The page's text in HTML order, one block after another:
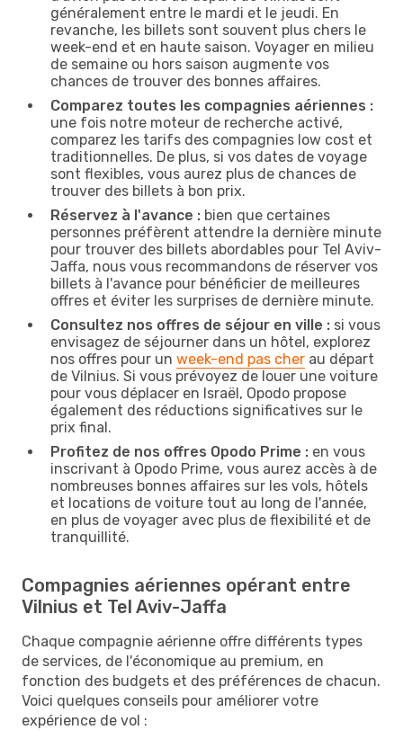
généralement entre le mardi et le jeudi. En
revanche, les billets sont souvent plus chers le
week-end et en haute saison. Voyager en milieu
de semaine ou hors saison augmente vos
chances de trouver des bonnes affaires.
Comparez toutes les compagnies aériennes :
une fois notre moteur de recherche activé,
comparez les tarifs des compagnies low cost et
traditionnelles. De plus, si vos dates de voyage
sont flexibles, vous aurez plus de chances de
trouver des billets à bon prix.
Réservez à l'avance : bien que certaines
personnes préfèrent attendre la dernière minute
pour trouver des billets abordables pour Tel Aviv-
Jaffa, nous vous recommandons de réserver vos
billets à l'avance pour bénéficier de meilleures
offres et éviter les surprises de dernière minute.
Consultez nos offres de séjour en ville : si vous
envisagez de séjourner dans un hôtel, explorez
nos offres pour un week-end pas cher au départ
de Vilnius. Si vous prévoyez de louer une voiture
pour vous déplacer en Israël, Opodo propose
également des réductions significatives sur le
prix final.
Profitez de nos offres Opodo Prime : en vous
inscrivant à Opodo Prime, vous aurez accès à de
nombreuses bonnes affaires sur les vols, hôtels
et locations de voiture tout au long de l'année,
en plus de voyager avec plus de flexibilité et de
tranquillité.
Compagnies aériennes opérant entre
Vilnius et Tel Aviv-Jaffa
Chaque compagnie aérienne offre différents types
de services, de l'économique au premium, en
fonction des budgets et des préférences de chacun.
Voici quelques conseils pour améliorer votre
expérience de vol :